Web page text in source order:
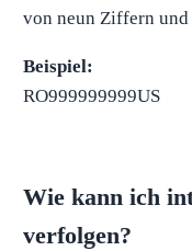
von neun Ziffern und
Beispiel:
RO999999999US
Wie kann ich
verfolgen?